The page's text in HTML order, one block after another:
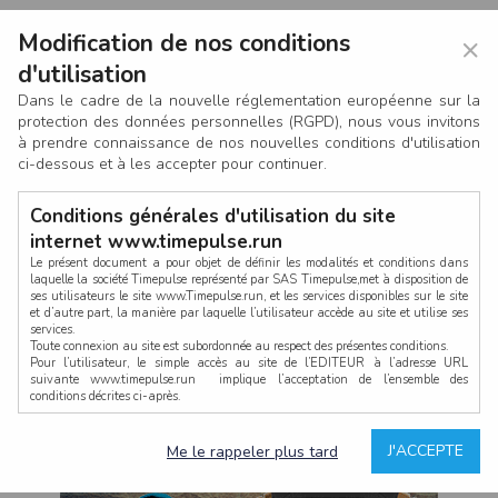
CONNEXION
×
Modification de nos conditions
d'utilisation
Dans le cadre de la nouvelle réglementation européenne sur la
protection des données personnelles (RGPD), nous vous invitons
à prendre connaissance de nos nouvelles conditions d'utilisation
ci-dessous et à les accepter pour continuer.
Conditions générales d'utilisation du site
internet www.timepulse.run
Le présent document a pour objet de définir les modalités et conditions dans
laquelle la société Timepulse représenté par SAS Timepulse,met à disposition de
ses utilisateurs le site www.Timepulse.run, et les services disponibles sur le site
et d’autre part, la manière par laquelle l’utilisateur accède au site et utilise ses
services.
Toute connexion au site est subordonnée au respect des présentes conditions.
Pour l’utilisateur, le simple accès au site de l’EDITEUR à l’adresse URL
suivante www.timepulse.run implique l’acceptation de l’ensemble des
conditions décrites ci-après.
La structure générale du site www.timepulse.run, par quelque procédé que ce
soit, sans l'autorisation préalable et par écrit de Fourcherot Mickael et/ou de ses
J'ACCEPTE
Me le rappeler plus tard